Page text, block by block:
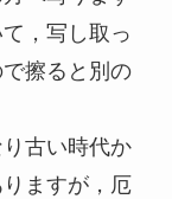
，写し取っ
擦ると別の
古い時代か
ますが，厄